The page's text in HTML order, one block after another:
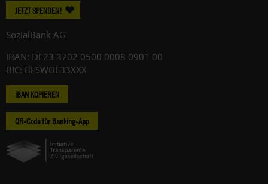
JETZT SPENDEN!
SozialBank AG
IBAN: DE23 3702 0500 0008 0901 00
BIC: BFSWDE33XXX
IBAN KOPIEREN
QR-Code für Banking-App